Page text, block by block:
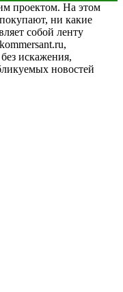
проектом. На этом
ни какие
собой ленту
искажения,
новостей